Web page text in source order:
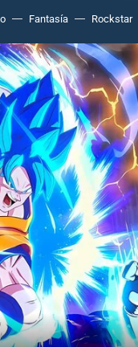
Fantasía Rockstar